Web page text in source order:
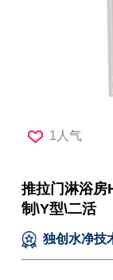
1人气
推拉门淋浴房
制\Y型\二活
独创水净技